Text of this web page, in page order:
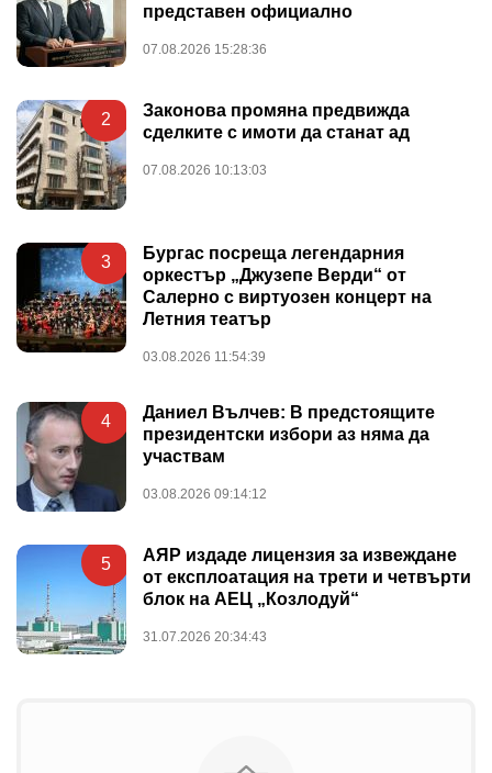
представен официално
07.08.2026 15:28:36
2
Законова промяна предвижда
сделките с имоти да станат ад
07.08.2026 10:13:03
3
Бургас посреща легендарния
оркестър „Джузепе Верди“ от
Салерно с виртуозен концерт на
Летния театър
03.08.2026 11:54:39
4
Даниел Вълчев: В предстоящите
президентски избори аз няма да
участвам
03.08.2026 09:14:12
5
АЯР издаде лицензия за извеждане
от експлоатация на трети и четвърти
блок на АЕЦ „Козлодуй“
31.07.2026 20:34:43